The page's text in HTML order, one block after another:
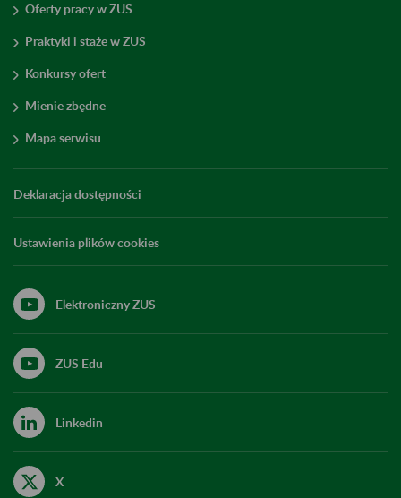
Oferty pracy w ZUS
Praktyki i staże w ZUS
Konkursy ofert
Mienie zbędne
Mapa serwisu
Deklaracja dostępności
Ustawienia plików cookies
Elektroniczny ZUS
ZUS Edu
Linkedin
X